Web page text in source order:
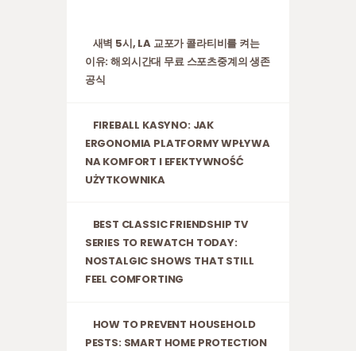
새벽 5시, LA 교포가 콜라티비를 켜는
이유: 해외시간대 무료 스포츠중계의 생존
공식
FIREBALL KASYNO: JAK
ERGONOMIA PLATFORMY WPŁYWA
NA KOMFORT I EFEKTYWNOŚĆ
UŻYTKOWNIKA
BEST CLASSIC FRIENDSHIP TV
SERIES TO REWATCH TODAY:
NOSTALGIC SHOWS THAT STILL
FEEL COMFORTING
HOW TO PREVENT HOUSEHOLD
PESTS: SMART HOME PROTECTION